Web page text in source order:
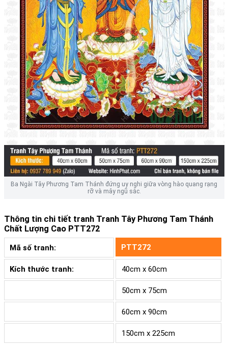
Ba Ngài Tây Phương Tam Thánh đứng uy nghi giữa vòng hào quang rạng
rỡ và mây ngũ sắc.
Thông tin chi tiết tranh Tranh Tây Phương Tam Thánh
Chất Lượng Cao PTT272
Mã số tranh: PTT272
Kích thước tranh: 40cm x 60cm
50cm x 75cm
60cm x 90cm
150cm x 225cm